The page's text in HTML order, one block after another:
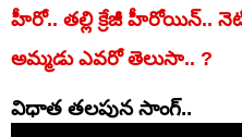
హీరో.. తల్లి క్రేజీ హీరోయిన్..
అమ్మడు ఎవరో తెలుసా.. ?
విధాత తలపున సాంగ్..